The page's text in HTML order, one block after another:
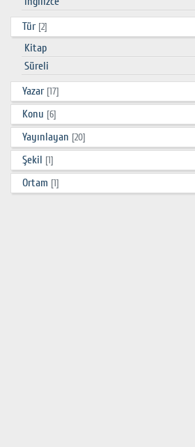
Tür [2]
Kitap
Süreli
Yazar [17]
Konu [6]
Yayınlayan [20]
Şekil [1]
Ortam [1]